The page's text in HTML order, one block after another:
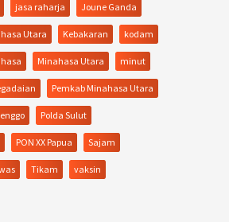
jasa raharja Joune Ganda
Utara Kebakaran kodam
Minahasa Utara minut
Pemkab Minahasa Utara
Polda Sulut
PON XX Papua Sajam
Tikam vaksin